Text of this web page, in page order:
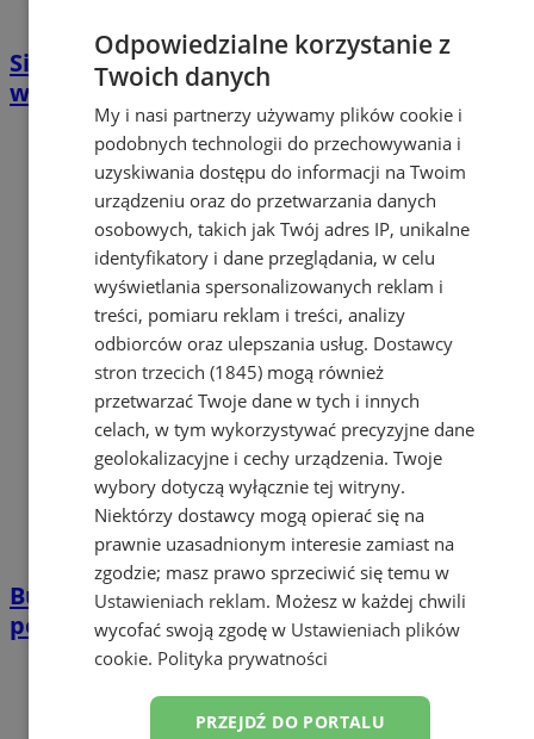
Silny wiatr, deszcz i możliwy grad. IMGW
wydało ostrzeżenie
Burze nad regionem. Możliwe ulewy,
porywy wiatru i drobny grad
Odpowiedzialne korzystanie z
Twoich danych
My i nasi partnerzy używamy plików cookie i
podobnych technologii do przechowywania i
uzyskiwania dostępu do informacji na Twoim
urządzeniu oraz do przetwarzania danych
osobowych, takich jak Twój adres IP, unikalne
identyfikatory i dane przeglądania, w celu
wyświetlania spersonalizowanych reklam i
treści, pomiaru reklam i treści, analizy
odbiorców oraz ulepszania usług. Dostawcy
stron trzecich (1845) mogą również
przetwarzać Twoje dane w tych i innych
celach, w tym wykorzystywać precyzyjne dane
geolokalizacyjne i cechy urządzenia. Twoje
wybory dotyczą wyłącznie tej witryny.
Niektórzy dostawcy mogą opierać się na
prawnie uzasadnionym interesie zamiast na
zgodzie; masz prawo sprzeciwić się temu w
Ustawieniach reklam. Możesz w każdej chwili
wycofać swoją zgodę w Ustawieniach plików
cookie. Polityka prywatności
PRZEJDŹ DO PORTALU